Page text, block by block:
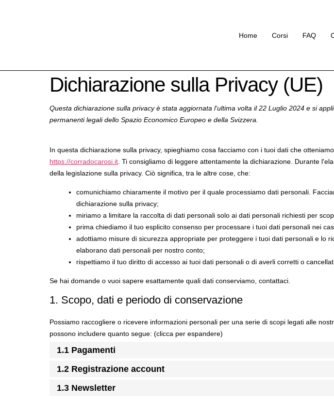
Home Corsi FAQ
Dichiarazione sulla Privacy (UE)
Questa dichiarazione sulla privacy è stata aggiornata l'ultima volta il 22 Luglio 2024 e si
permanenti legali dello Spazio Economico Europeo e della Svizzera.
In questa dichiarazione sulla privacy, spieghiamo cosa facciamo con i tuoi dati che
https://corradocarosi.it. Ti consigliamo di leggere attentamente la dichiarazione. Durante
della legislazione sulla privacy. Ciò significa, tra le altre cose, che:
comunichiamo chiaramente il motivo per il quale processiamo dati personali.
dichiarazione sulla privacy;
miriamo a limitare la raccolta di dati personali solo ai dati personali richiesti per
prima chiediamo il tuo esplicito consenso per processare i tuoi dati personali nei
adottiamo misure di sicurezza appropriate per proteggere i tuoi dati personali e lo
elaborano dati personali per nostro conto;
rispettiamo il tuo diritto di accesso ai tuoi dati personali o di averli corretti o
Se hai domande o vuoi sapere esattamente quali dati conserviamo, contattaci.
1. Scopo, dati e periodo di conservazione
Possiamo raccogliere o ricevere informazioni personali per una serie di scopi legati alle
possono includere quanto segue: (clicca per espandere)
1.1 Pagamenti
1.2 Registrazione account
1.3 Newsletter